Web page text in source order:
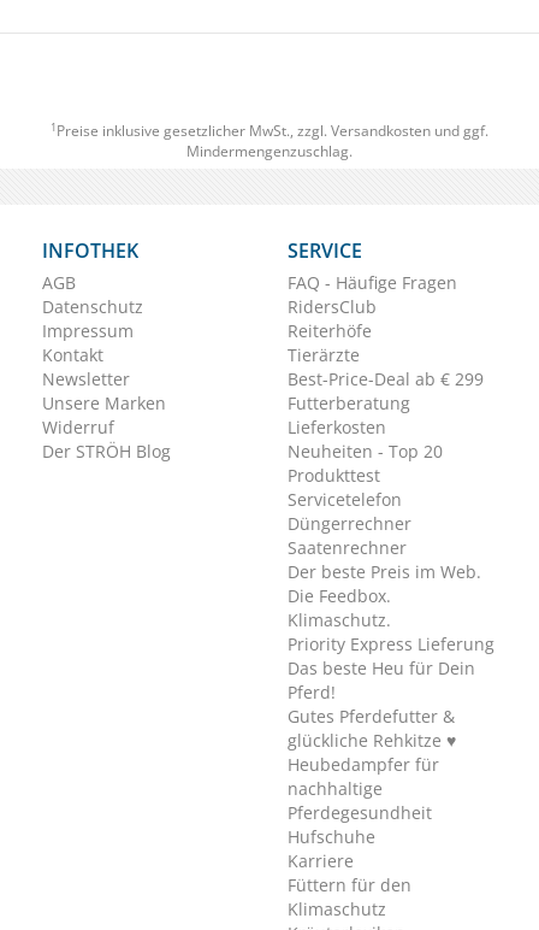
1 Preise inklusive gesetzlicher MwSt., zzgl. Versandkosten und ggf.
Mindermengenzuschlag.
INFOTHEK
AGB
Datenschutz
Impressum
Kontakt
Newsletter
Unsere Marken
Widerruf
Der STRÖH Blog
SERVICE
FAQ - Häufige Fragen
RidersClub
Reiterhöfe
Tierärzte
Best-Price-Deal ab € 299
Futterberatung
Lieferkosten
Neuheiten - Top 20
Produkttest
Servicetelefon
Düngerrechner
Saatenrechner
Der beste Preis im Web.
Die Feedbox.
Klimaschutz.
Priority Express Lieferung
Das beste Heu für Dein
Pferd!
Gutes Pferdefutter &
glückliche Rehkitze ♥
Heubedampfer für
nachhaltige
Pferdegesundheit
Hufschuhe
Karriere
Füttern für den
Klimaschutz